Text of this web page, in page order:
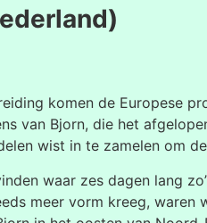
komen de Europese
van Bjorn, die het
wist in te zamelen om
waar zes dagen lang
meer vorm kreeg, waren